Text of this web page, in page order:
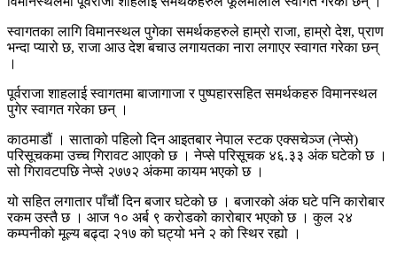
स्वागतका लागि विमानस्थल पुगेका समर्थकहरुले हाम्रो राजा, हाम्रो देश, प्राण
भन्दा प्यारो छ, राजा आउ देश बचाउ लगायतका नारा लगाएर स्वागत गरेका छन्
।
पूर्वराजा शाहलाई स्वागतमा बाजागाजा र पुष्पहारसहित समर्थकहरु विमानस्थल
पुगेर स्वागत गरेका छन् ।
काठमाडौं । साताको पहिलो दिन आइतबार नेपाल स्टक एक्सचेञ्ज (नेप्से)
परिसूचकमा उच्च गिरावट आएको छ । नेप्से परिसूचक ४६.३३ अंक घटेको छ ।
सो गिरावटपछि नेप्से २७७२ अंकमा कायम भएको छ ।
यो सहित लगातार पाँचौं दिन बजार घटेको छ । बजारको अंक घटे पनि कारोबार
रकम उस्तै छ । आज १० अर्ब ९ करोडको कारोबार भएको छ । कुल २४
कम्पनीको मूल्य बढ्दा २१७ को घट्यो भने २ को स्थिर रह्यो ।